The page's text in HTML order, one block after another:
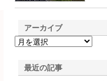
アーカイブ
最近の記事